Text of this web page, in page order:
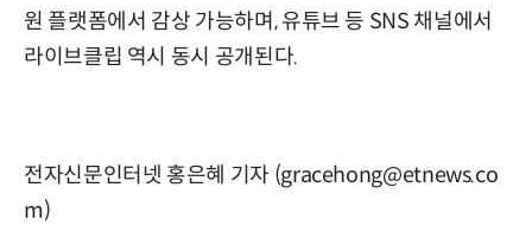
원 플랫폼에서 감상 가능하며, 유튜브 등 SNS 채널에서
라이브클립 역시 동시 공개된다.
전자신문인터넷 홍은혜 기자 (gracehong@etnews.co
m)